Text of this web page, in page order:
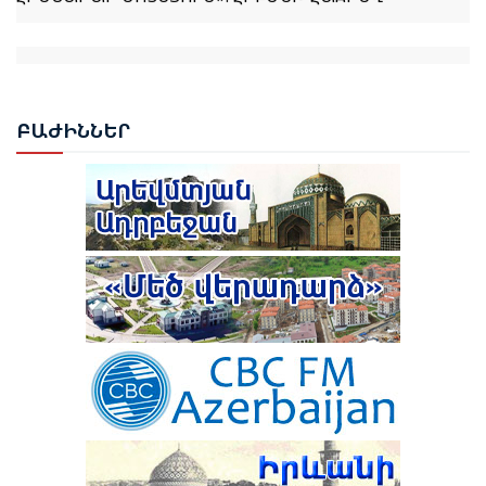
ՆԱԽԱԳԱՀ ՎԱՀԱԳՆ ԽԱՉԱՏՈՒՐՅԱՆԸ ՍՏՈՐԱԳՐԵՑ
ՆԻԿՈԼ ՓԱՇԻՆՅԱՆԻՆ ՎԱՐՉԱՊԵՏ ՆՇԱՆԱԿԵԼՈՒ
ՄԱՍԻՆ ՀՐԱՄԱՆԱԳԻՐԸ
ԻԼՀԱՄ ԱԼԻԵՎ. ԿԵՆՏՐՈՆԱԿԱՆ ԱՍԻԱՅԻ ԵՐԿՐՆԵՐԻ
ՀԵՏ ՀԱՐԱԲԵՐՈՒԹՅՈՒՆՆԵՐԸ ԱԴՐԲԵՋԱՆԻ
ԱՐՏԱՔԻՆ ՔԱՂԱՔԱԿԱՆՈՒԹՅԱՆ ՀԻՄՆԱԿԱՆ
ԱՌԱՋՆԱՀԵՐԹՈՒԹՅՈՒՆՆԵՐԻՑ ՄԵԿՆ ԵՆ
ԹՈՒՐՔԻԱՅԻ ՀԵՏ ՀԱՏՈՒԿ ԲԱՆԱԳՆԱՑԻ ՀԵՏ
ԿԱՊՎԱԾ ՈՐՈՇՈՒՄ ԴԵՌ ՉԿԱ․ ՓԱՇԻՆՅԱՆ
ԲԱԺԻՆՆԵՐ
ՆԱԽԱԳԱՀ ԻԼՀԱՄ ԱԼԻԵՎԸ ՄԱՍՆԱԿՑԵԼ Է